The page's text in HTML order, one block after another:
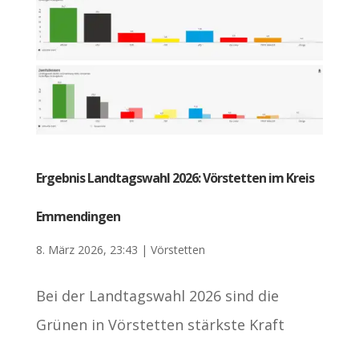
Ergebnis Landtagswahl 2026: Vörstetten im Kreis
Emmendingen
8. März 2026, 23:43 | Vörstetten
Bei der Landtagswahl 2026 sind die
Grünen in Vörstetten stärkste Kraft